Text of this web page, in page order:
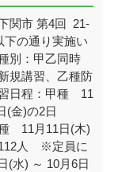
関市 第4回 21-
下の通り実施い
別：甲乙同時
規講習、乙種防
日程：甲種 11
(金)の2日
月11日(木)
人 ※定員に
(水) ～ 10月6日